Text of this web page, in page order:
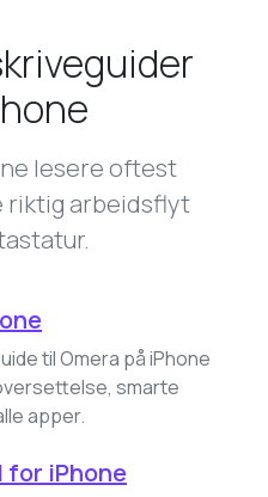
lesere oftest
riktig arbeidsflyt
til Omera på iPhone
smarte
apper.
for iPhone